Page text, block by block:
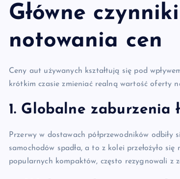
Główne
notowania cen
Ceny aut używanych kształtują się pod
krótkim czasie zmieniać realną wartość oferty
1. Globalne zaburzenia
Przerwy w dostawach półprzewodników
samochodów spadła, a to z kolei przełożyło
popularnych kompaktów, często rezygnowali z